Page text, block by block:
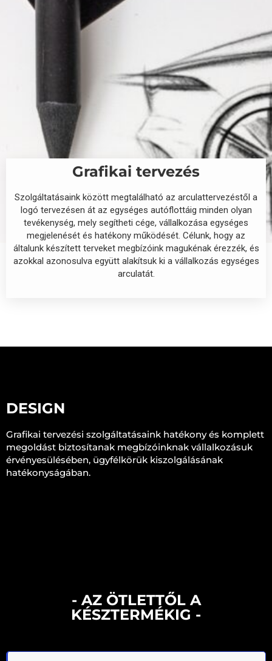
Grafikai tervezés
Szolgáltatásaink között megtalálható az arculattervezéstől a
logó tervezésen át az egységes autóflottáig minden olyan
tevékenység, mely segítheti cége, vállalkozása egységes
megjelenését és hatékony működését. Célunk, hogy az
általunk készített terveket megbízóink magukénak érezzék, és
azokkal azonosulva együtt alakítsuk ki a vállalkozás egységes
arculatát.
DESIGN
Grafikai tervezési szolgáltatásaink hatékony és komplett
megoldást biztosítanak megbízóinknak vállalkozásuk
érvényesülésében, ügyfélkörük kiszolgálásának
hatékonyságában.
- AZ ÖTLETTŐL A
KÉSZTERMÉKIG -